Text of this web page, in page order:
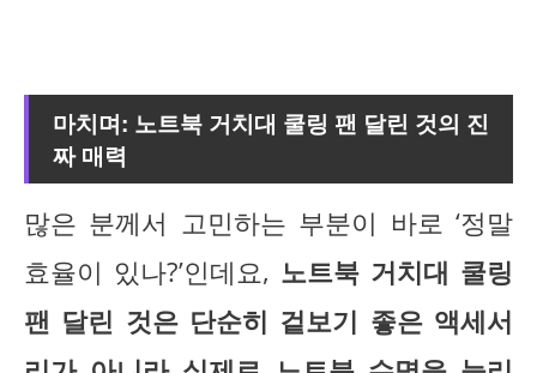
마치며: 노트북 거치대 쿨링 팬 달린 것의 진
짜 매력
많은 분께서 고민하는 부분이 바로 ‘정말
효율이 있나?’인데요, 노트북 거치대 쿨링
팬 달린 것은 단순히 겉보기 좋은 액세서